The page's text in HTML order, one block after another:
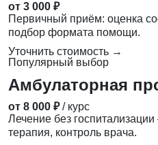
от 3 000 ₽
Первичный приём: оценка
подбор формата помощи.
Уточнить стоимость →
Популярный выбор
Амбулаторная
от 8 000 ₽ / курс
Лечение без
терапия, контроль врача.